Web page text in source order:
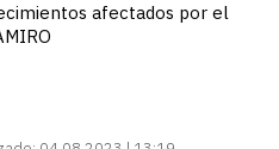
afectados por el